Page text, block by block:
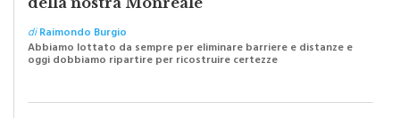
Caro Sindaco: “Adesso pensiamo al futuro
della nostra Monreale”
diRaimondo Burgio